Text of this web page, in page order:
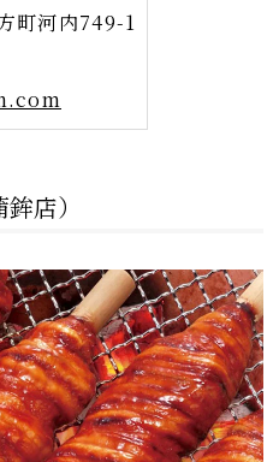
町河内749-1
店）